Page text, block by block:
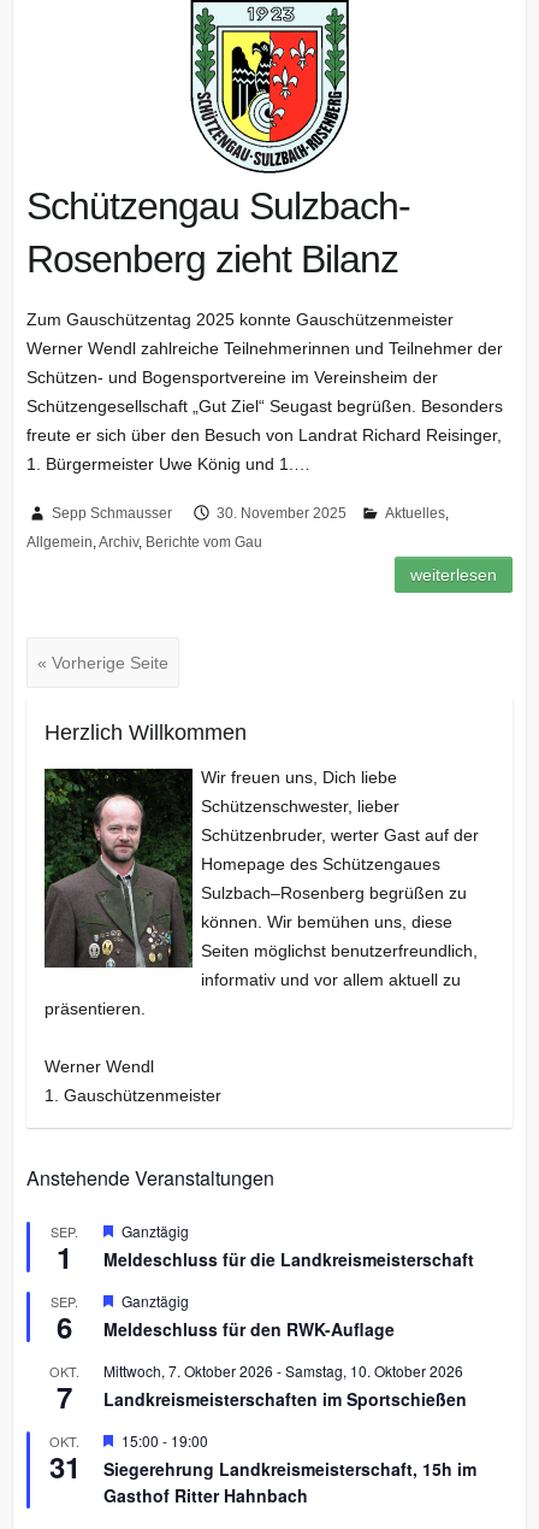
Schützengau Sulzbach-
Rosenberg zieht Bilanz
Zum Gauschützentag 2025 konnte Gauschützenmeister
Werner Wendl zahlreiche Teilnehmerinnen und Teilnehmer der
Schützen- und Bogensportvereine im Vereinsheim der
Schützengesellschaft „Gut Ziel“ Seugast begrüßen. Besonders
freute er sich über den Besuch von Landrat Richard Reisinger,
1. Bürgermeister Uwe König und 1.…
Sepp Schmausser 30. November 2025 Aktuelles,
Allgemein Archiv, Berichte vom Gau
weiterlesen
« Vorherige Seite
Herzlich Willkommen
Wir freuen uns, Dich liebe
Schützenschwester, lieber
Schützenbruder, werter Gast auf der
Homepage des Schützengaues
Sulzbach–Rosenberg begrüßen zu
können. Wir bemühen uns, diese
Seiten möglichst benutzerfreundlich,
informativ und vor allem aktuell zu
präsentieren.
Werner Wendl
1. Gauschützenmeister
Anstehende Veranstaltungen
SEP.
1
H
r
o
r
e
h
o
e
Ganztägig
Meldeschluss für die Landkreismeisterschaft
SEP.
6
H
r
o
r
e
h
o
b
Ganztägig
Meldeschluss für den RWK-Auflage
OKT.
7
Mittwoch, 7. Oktober 2026 -Samstag, 10. Oktober 2026
Landkreismeisterschaften im Sportschießen
OKT.
31
H
r
v
15:00 - 19:00
Siegerehrung Landkreismeisterschaft, 15h im
Gasthof Ritter Hahnbach